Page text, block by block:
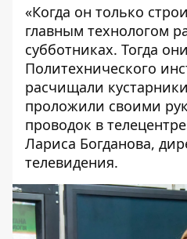
«Когда он только
главным технологом
субботниках. Тогда
Политехнического
расчищали
проложили своими
проводок в
Лариса Богданова,
телевидения.